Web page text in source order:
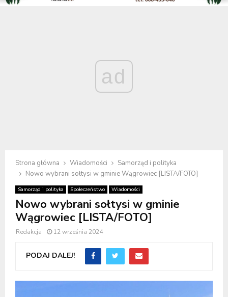
ad
Strona główna Wiadomości
Samorząd i polityka
Nowo wybrani sołtysi w gminie Wągrowiec [LISTA/FOTO]
Samorząd i polityka Społeczeństwo Wiadomości
Nowo wybrani sołtysi w gminie
Wągrowiec [LISTA/FOTO]
Redakcja 12 września 2024
PODAJ DALEJ!